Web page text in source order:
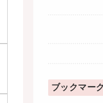
ブックマーク